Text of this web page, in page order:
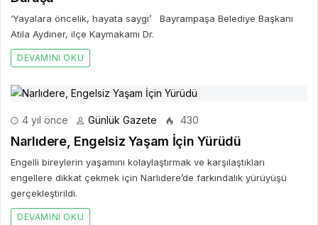
‘Yayalara öncelik, hayata saygı’ Bayrampaşa Belediye Başkanı
Atila Aydıner, ilçe Kaymakamı Dr.
DEVAMINI OKU
4 yıl önce Günlük Gazete 430
Narlıdere, Engelsiz Yaşam İçin Yürüdü
Engelli bireylerin yaşamını kolaylaştırmak ve karşılaştıkları
engellere dikkat çekmek için Narlıdere’de farkındalık yürüyüşü
gerçekleştirildi.
DEVAMINI OKU